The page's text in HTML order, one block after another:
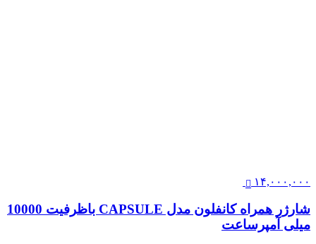
۱۴,۰۰۰,۰۰۰
شارژر همراه کانفلون مدل CAPSULE باظرفیت 10000
میلی آمپرساعت